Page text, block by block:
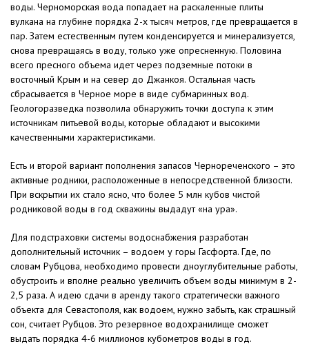
воды. Черноморская вода попадает на раскаленные плиты
вулкана на глубине порядка 2-х тысяч метров, где превращается в
пар. Затем естественным путем конденсируется и минерализуется,
снова превращаясь в воду, только уже опресненную. Половина
всего пресного объема идет через подземные потоки в
восточный Крым и на север до Джанкоя. Остальная часть
сбрасывается в Черное море в виде субмаринных вод.
Геологоразведка позволила обнаружить точки доступа к этим
источникам питьевой воды, которые обладают и высокими
качественными характеристиками.
Есть и второй вариант пополнения запасов Чернореченского – это
активные родники, расположенные в непосредственной близости.
При вскрытии их стало ясно, что более 5 млн кубов чистой
родниковой воды в год скважины выдадут «на ура».
Для подстраховки системы водоснабжения разработан
дополнительный источник – водоем у горы Гасфорта. Где, по
словам Рубцова, необходимо провести дноуглубительные работы,
обустроить и вполне реально увеличить объем воды минимум в 2-
2,5 раза. А идею сдачи в аренду такого стратегически важного
объекта для Севастополя, как водоем, нужно забыть, как страшный
сон, считает Рубцов. Это резервное водохранилище сможет
выдать порядка 4-6 миллионов кубометров воды в год.